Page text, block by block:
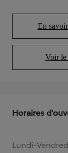
En
Voir le
Horaires
Lundi-